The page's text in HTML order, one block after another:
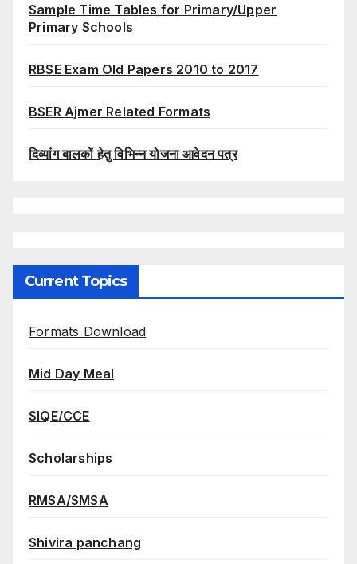
Sample Time Tables for Primary/Upper
Primary Schools
RBSE Exam Old Papers 2010 to 2017
BSER Ajmer Related Formats
दिव्यांग बालकों हेतु विभिन्न योजना आवेदन पत्र
Current Topics
Formats Download
Mid Day Meal
SIQE/CCE
Scholarships
RMSA/SMSA
Shivira panchang